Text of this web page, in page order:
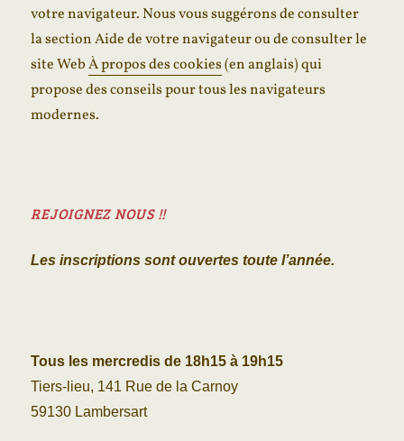
votre navigateur. Nous vous suggérons de consulter
la section Aide de votre navigateur ou de consulter le
site WebÀ propos des cookies(en anglais) qui
propose des conseils pour tous les navigateurs
modernes.
REJOIGNEZ NOUS !!
Les inscriptions sont ouvertes toute l’année.
Tous les mercredis de 18h15 à 19h15
Tiers-lieu, 141 Rue de la Carnoy
59130 Lambersart